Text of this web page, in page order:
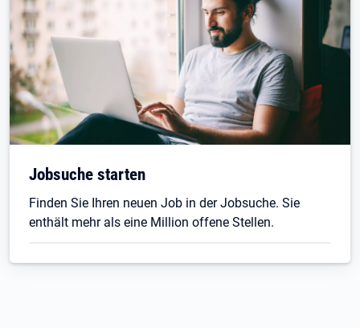
Jobsuche starten
Finden Sie Ihren neuen Job in der Jobsuche. Sie
enthält mehr als eine Million offene Stellen.